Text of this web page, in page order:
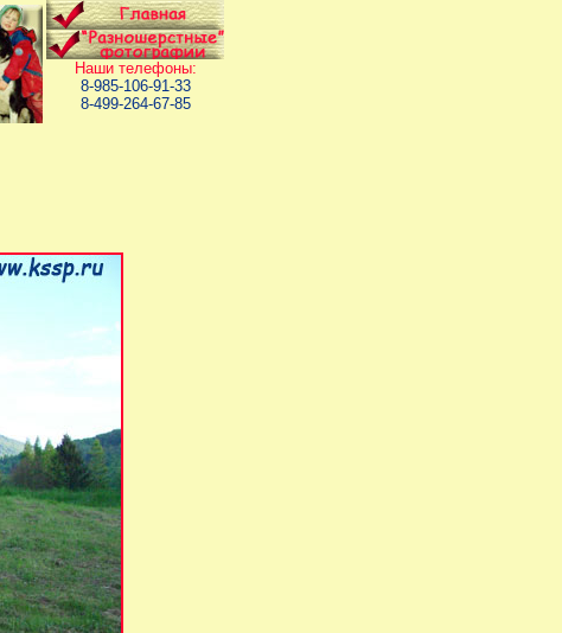
Наши телефоны:
8-985-106-91-33
8-499-264-67-85